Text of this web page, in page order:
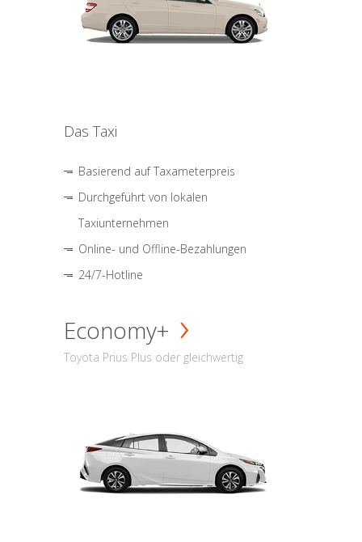
Das Taxi
Basierend auf Taxameterpreis
Durchgeführt von lokalen
Taxiunternehmen
Online- und Offline-Bezahlungen
24/7-Hotline
Economy+
Toyota Prius Plus oder gleichwertig